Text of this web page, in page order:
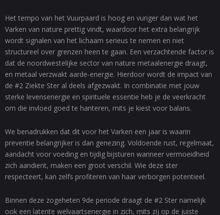
Het tempo van het Vuurpaard is hoog en vuriger dan wat het
Varken van nature prettig vindt, waardoor het extra belangrijk
wordt signalen van het lichaam serieus te nemen en niet
structureel over grenzen heen te gaan. Een verzachtende factor is
dat de noordwestelijke sector van nature metaalenergie draagt,
en metaal verzwakt aarde-energie. Hierdoor wordt de impact van
de #2 Ziekte Ster al deels afgezwakt. In combinatie met jouw
sterke levensenergie en spirituele essentie heb je de veerkracht
om die invloed goed te hanteren, mits je kiest voor balans.
We benadrukken dat dit voor het Varken een jaar is waarin
preventie belangrijker is dan genezing. Voldoende rust, regelmaat,
aandacht voor voeding en tijdig bijsturen wanneer vermoeidheid
zich aandient, maken een groot verschil. Wie deze ster
respecteert, kan zelfs profiteren van haar verborgen potentieel.
Binnen deze zogeheten 9de periode draagt de #2 Ster namelijk
ook een latente welvaartsenergie in zich, mits zij op de juiste